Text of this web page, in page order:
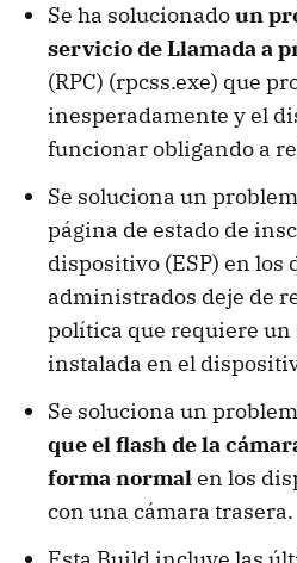
Se ha solucionadoun
servicio de Llamada a
(RPC) (rpcss.exe) que
inesperadamente y el
funcionar obligando a
Se soluciona un
página de estado de
dispositivo (ESP) en los
administrados deje de
política que requiere
instalada en el
Se soluciona un
que el flash de la
forma normalen los
con una cámara trasera.